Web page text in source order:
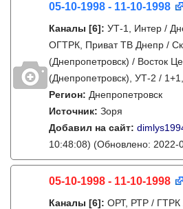
05-10-1998 - 11-10-1998
Каналы [6]: УТ-1, Интер /
ОГТРК, Приват ТВ Днепр /
(Днепропетровск) / Восток
(Днепропетровск), УТ-2 /
Регион: Днепропетровск
Источник: Зоря
Добавил на сайт:
10:48:08) (Обновлено: 2022-
05-10-1998 - 11-10-1998
Каналы [6]: ОРТ, РТР /